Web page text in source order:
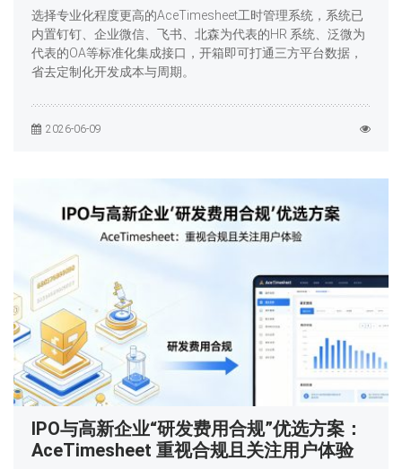
选择专业化程度更高的AceTimesheet工时管理系统，系统已
内置钉钉、企业微信、飞书、北森为代表的HR 系统、泛微为
代表的OA等标准化集成接口，开箱即可打通三方平台数据，
省去定制化开发成本与周期。
2026-06-09
IPO与高新企业“研发费用合规”优选方案：
AceTimesheet 重视合规且关注用户体验